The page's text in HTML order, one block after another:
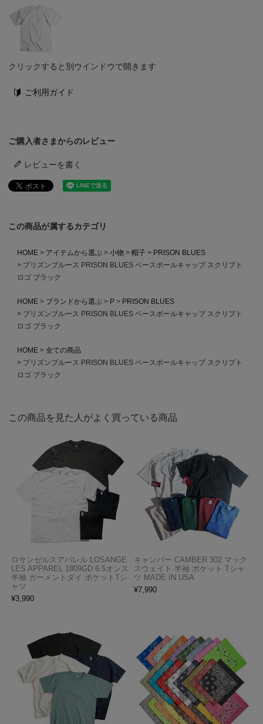
クリックすると別ウインドウで開きます
ご利用ガイド
ご購入者さまからのレビュー
レビューを書く
この商品が属するカテゴリ
HOME アイテムから選ぶ 小物 帽子
PRISON BLUES
プリズンブルース PRISON BLUES ベースボールキャップ スクリプト
ロゴ ブラック
HOME ブランドから選ぶ P
PRISON BLUES
プリズンブルース PRISON BLUES ベースボールキャップ スクリプト
ロゴ ブラック
HOME
全ての商品
プリズンブルース PRISON BLUES ベースボールキャップ スクリプト
ロゴ ブラック
この商品を見た人がよく買っている商品
ロサンゼルスアパレル LOSANGE
LES APPAREL 1809GD 6.5オンス
半袖 ガーメントダイ ポケットTシ
ャツ
¥3,990
キャンバー CAMBER 302 マック
スウェイト 半袖 ポケット Tシャ
ツ MADE IN USA
¥7,990